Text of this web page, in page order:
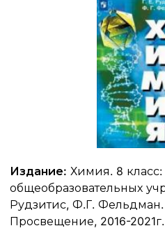
Издание: Химия. 8
общеобразовательных
Рудзитис, Ф.Г.
Просвещение, 2016-2021г.